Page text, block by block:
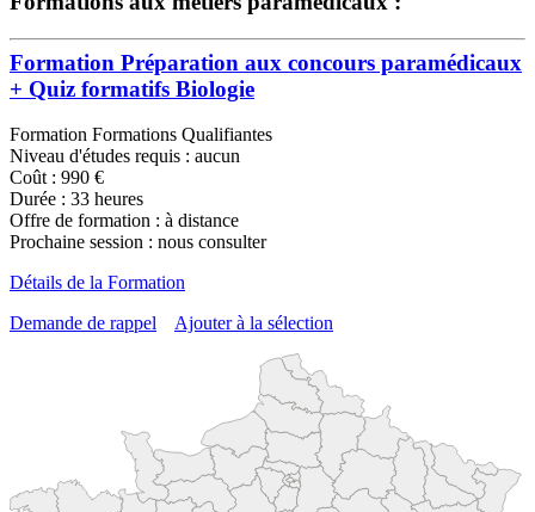
Formation Préparation aux concours paramédicaux
+ Quiz formatifs Biologie
Formation Formations Qualifiantes
Niveau d'études requis : aucun
Coût : 990 €
Durée : 33 heures
Offre de formation : à distance
Prochaine session : nous consulter
Détails de la Formation
Demande de rappel
Ajouter à la sélection